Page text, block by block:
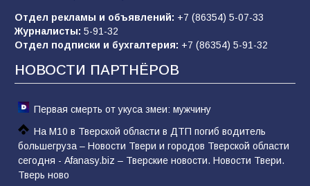
«Слухами Москву не возьмёшь»: почему
заявления Киева о мобилизации — это
отчаяние, а не разведка
81 02.08.2026
Отдел рекламы и объявлений: +7 (86354) 5-07-33
Журналисты: 5-91-32
Отдел подписки и бухгалтерия: +7 (86354) 5-91-32
НОВОСТИ ПАРТНЁРОВ
Первая смерть от укуса змеи: мужчину
На М10 в Тверской области в ДТП погиб водитель
большегруза – Новости Твери и городов Тверской области
сегодня - Afanasy.biz – Тверские новости. Новости Твери.
Тверь ново